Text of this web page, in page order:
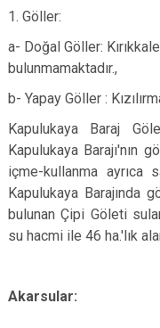
1. Göller:
a- Doğal Göller:
bulunmamaktadır.,
b- Yapay Göller :
Kapulukaya Baraj
Kapulukaya Barajı'nın
içme-kullanma ayrıca
Kapulukaya Barajında
bulunan Çipi Göleti
su hacmi ile 46 ha.'lık
Akarsular: